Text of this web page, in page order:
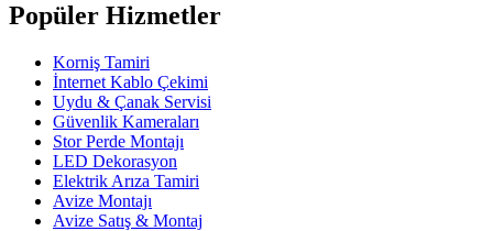
Popüler Hizmetler
Korniş Tamiri
İnternet Kablo Çekimi
Uydu & Çanak Servisi
Güvenlik Kameraları
Stor Perde Montajı
LED Dekorasyon
Elektrik Arıza Tamiri
Avize Montajı
Avize Satış & Montaj